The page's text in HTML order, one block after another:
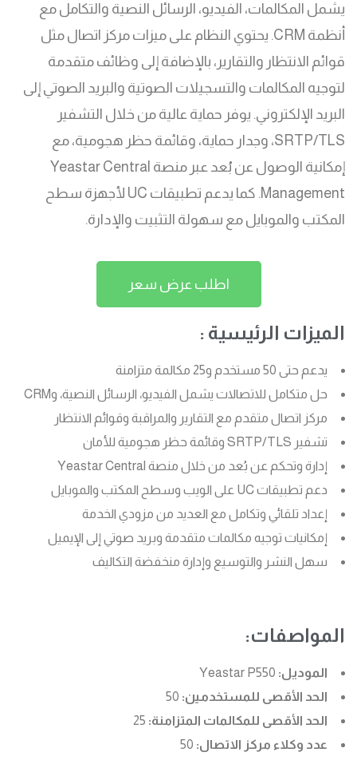
يشمل المكالمات، الفيديو، الرسائل النصية والتكامل مع
أنظمة CRM. يحتوي النظام على ميزات مركز اتصال مثل
قوائم الانتظار والتقارير، بالإضافة إلى وظائف متقدمة
لتوجيه المكالمات والتسجيلات الصوتية والبريد الصوتي إلى
البريد الإلكتروني. يوفر حماية عالية من خلال التشفير
SRTP/TLS، وجدار حماية، وقائمة حظر هجومية، مع
إمكانية الوصول عن بُعد عبر منصة Yeastar Central
Management. كما يدعم تطبيقات UC لأجهزة سطح
المكتب والموبايل مع سهولة التثبيت والإدارة.
اطلب عرض سعر
الميزات الرئيسية :
يدعم حتى 50 مستخدم و25 مكالمة متزامنة
حل متكامل للاتصالات يشمل الفيديو، الرسائل النصية، وCRM
مركز اتصال متقدم مع التقارير والمراقبة وقوائم الانتظار
تشفير SRTP/TLS وقائمة حظر هجومية للأمان
إدارة وتحكم عن بُعد من خلال منصة Yeastar Central
دعم تطبيقات UC على الويب وسطح المكتب والموبايل
إعداد تلقائي وتكامل مع العديد من مزودي الخدمة
إمكانيات توجيه مكالمات متقدمة وبريد صوتي إلى الإيميل
سهل النشر والتوسيع وإدارة منخفضة التكاليف
المواصفات:
الموديل:
الحد الأقصى للمستخدمين:
الحد الأقصى للمكالمات المتزامنة:
عدد وكلاء مركز الاتصال: